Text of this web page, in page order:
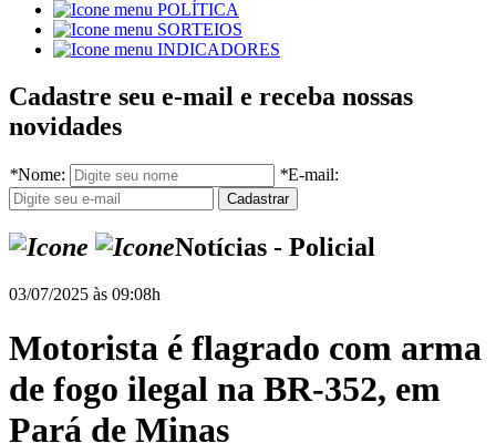
POLÍTICA
SORTEIOS
INDICADORES
Cadastre seu e-mail e receba nossas
novidades
*Nome: *E-mail:
Notícias - Policial
03/07/2025 às 09:08h
Motorista é flagrado com arma
de fogo ilegal na BR-352, em
Pará de Minas